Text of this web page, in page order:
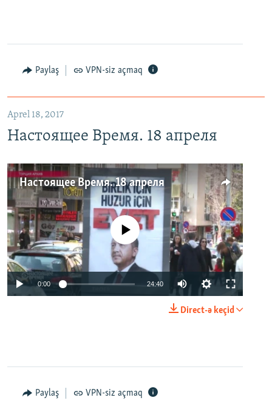
Paylaş VPN-siz açmaq
Aprel 18, 2017
Настоящее Время. 18 апреля
Настоящее Время. 18 апреля
No media source currently available
0:00 24:40
Direct-ə keçid
Paylaş VPN-siz açmaq